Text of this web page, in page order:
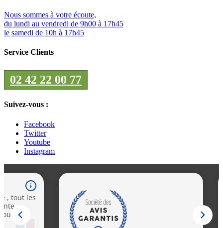
Nous sommes à votre écoute,
du lundi au vendredi de 9h00 à 17h45
le samedi de 10h à 17h45
Service Clients
02 42 22 00 77
Suivez-vous :
Facebook
Twitter
Youtube
Instagram